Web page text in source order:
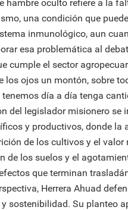
hambre oculto refiere a la
una condición que
inmunológico, aun
esa problemática al
cumple el sector
los ojos un montón, sobre
día a día tenga
del legislador misionero se
y productivos, donde la
de los cultivos y el
de los suelos y el
que terminan
Herrera Ahuad
sostenibilidad. Su planteo